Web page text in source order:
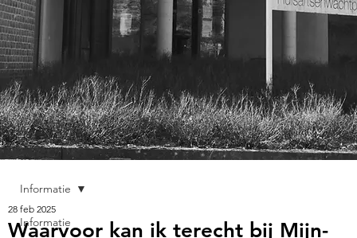
Informatie
Informatie
Waarvoor kan ik terecht bij Mijn-
28 feb 2025